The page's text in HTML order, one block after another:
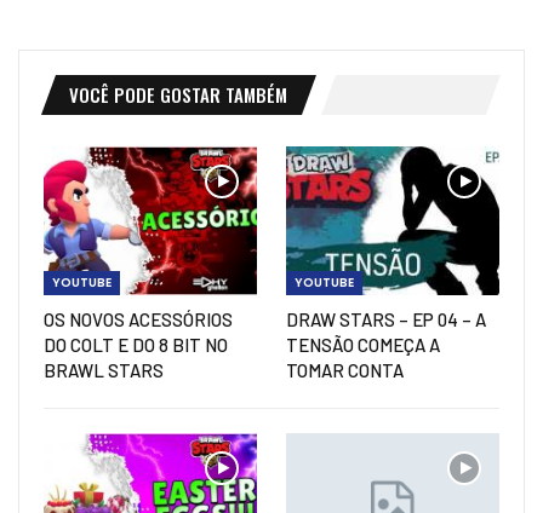
VOCÊ PODE GOSTAR TAMBÉM
YOUTUBE
OS NOVOS ACESSÓRIOS
DO COLT E DO 8 BIT NO
BRAWL STARS
YOUTUBE
DRAW STARS – EP 04 – A
TENSÃO COMEÇA A
TOMAR CONTA